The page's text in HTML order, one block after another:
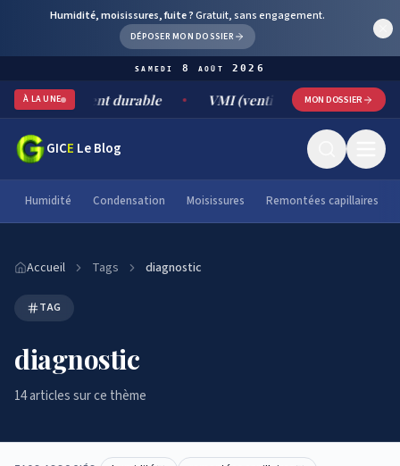
Humidité, moisissures, fuite ?Gratuit, sans engagement.
DÉPOSER MON DOSSIER
samedi 8 août 2026
À LA UNE
durable VMI (ventilation mécanique parMON DOSSIER
GICE Le Blog
Humidité Condensation Moisissures Remontées capillaires
Accueil Tags diagnostic
TAG
diagnostic
14articlessur ce thème